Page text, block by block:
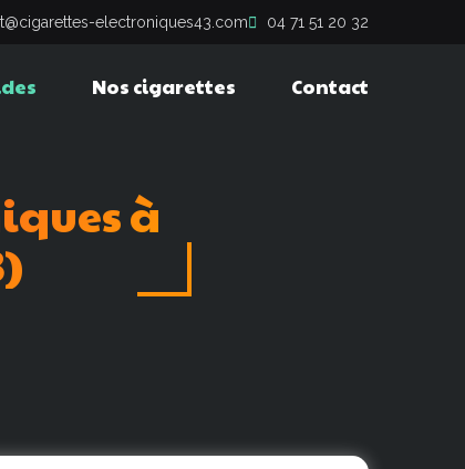
electroniques43.com 04 71 51 20 32
Nos cigarettes Contact
à